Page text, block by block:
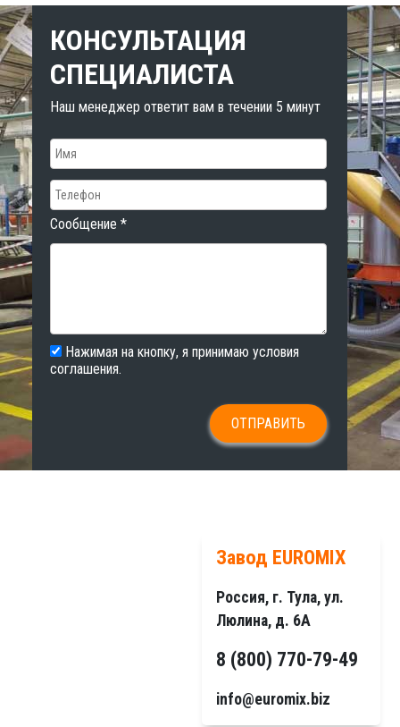
КОНСУЛЬТАЦИЯ
СПЕЦИАЛИСТА
Наш менеджер ответит вам в течении 5 минут
Сообщение *
Нажимая на кнопку, я принимаю условия
соглашения.
Завод EUROMIX
Россия, г. Тула, ул.
Люлина, д. 6А
8 (800) 770-79-49
info@euromix.biz